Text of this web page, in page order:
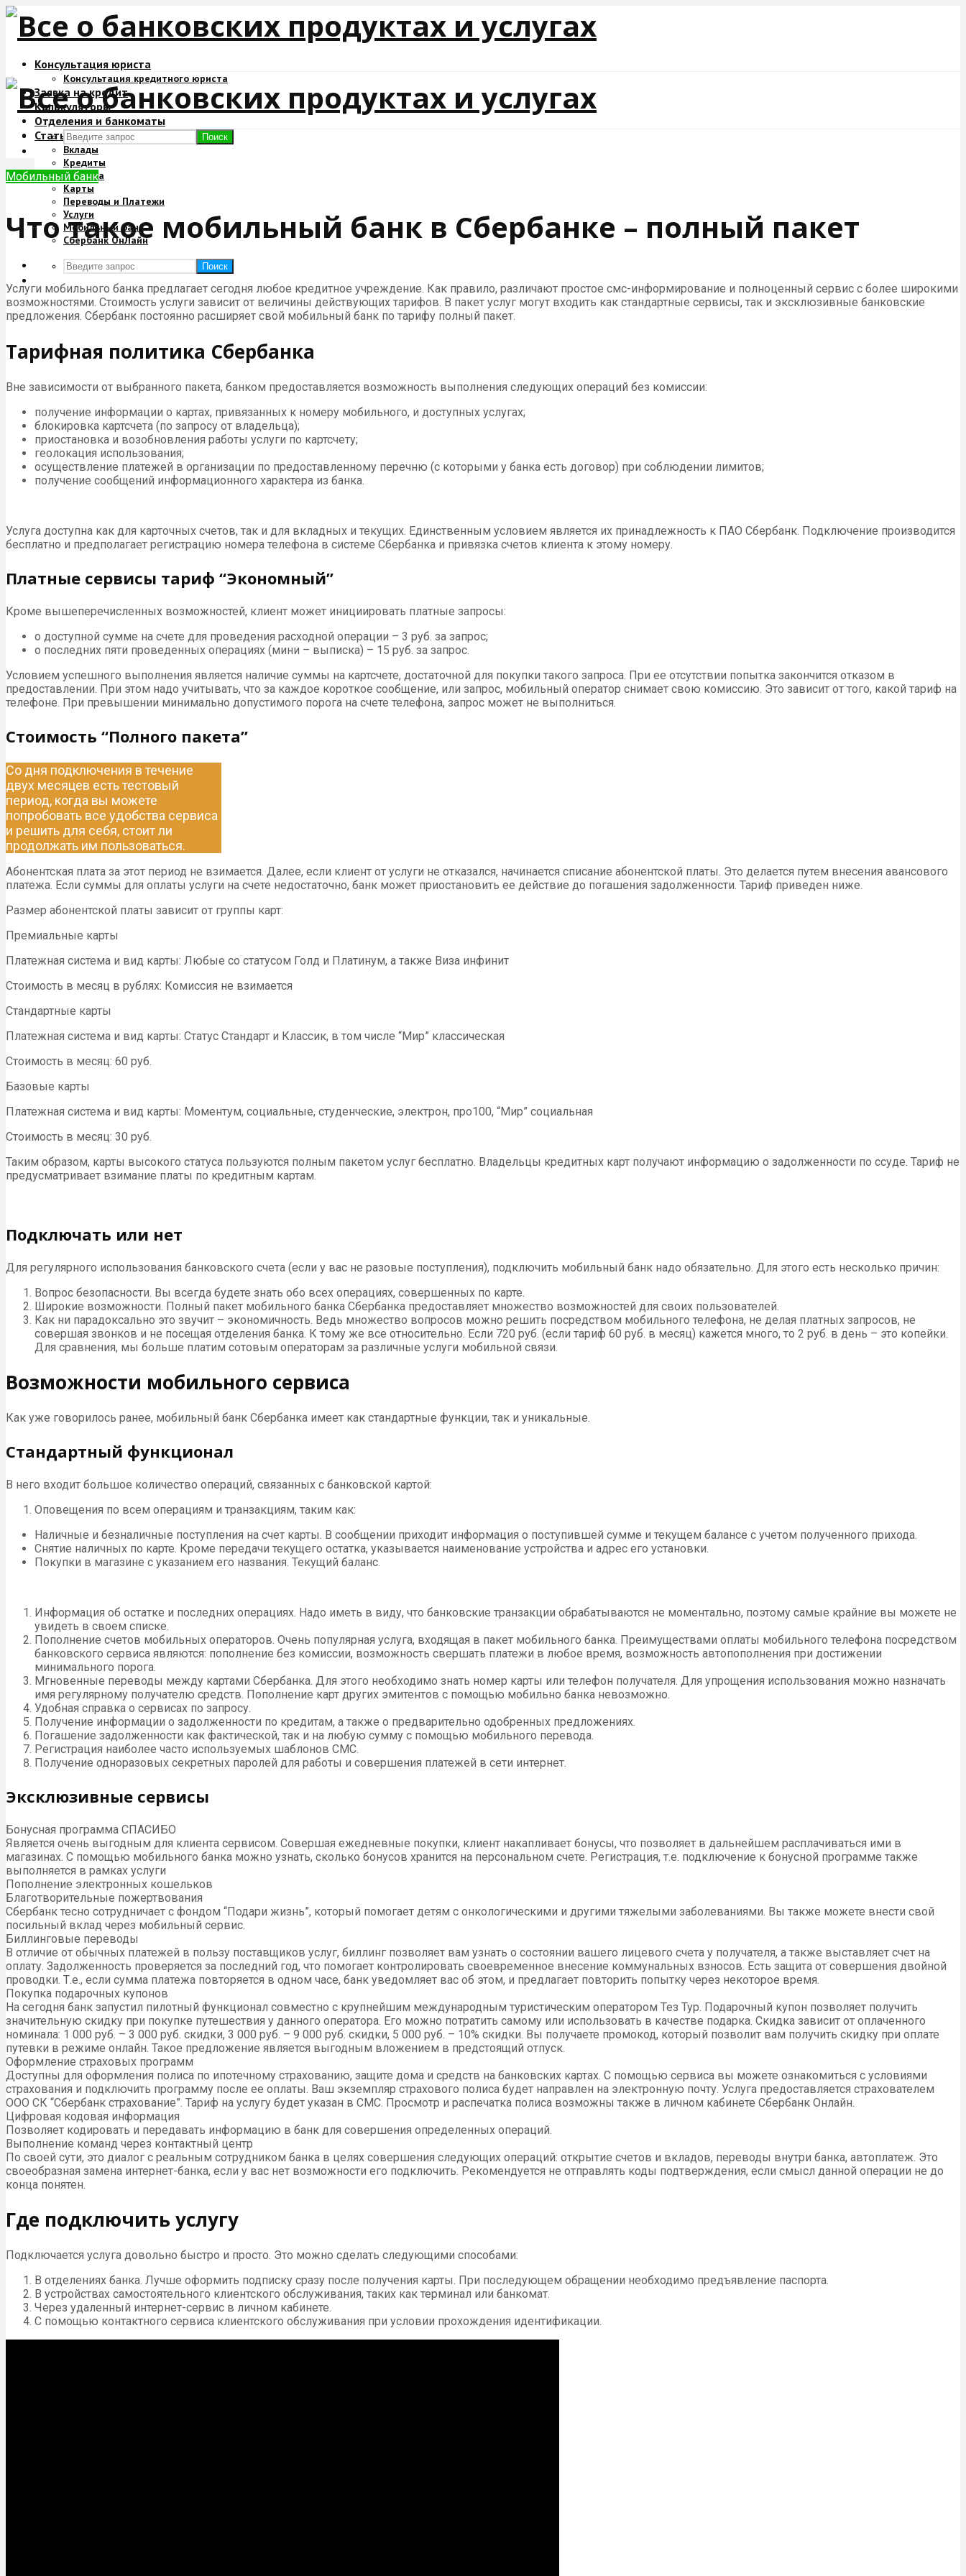
Консультация юриста
Консультация кредитного юриста
Заявка на кредит
Калькуляторы
Отделения и банкоматы
Статьи
Вклады
Кредиты
Ипотека
Карты
Переводы и Платежи
Услуги
Мобильный банк
Сбербанк ОнЛайн
Поиск
Поиск
Мобильный банк
Что такое мобильный банк в Сбербанке – полный пакет
Услуги мобильного банка предлагает сегодня любое кредитное учреждение. Как правило, различают простое смс-информирование и полноценный сервис с более широкими
возможностями. Стоимость услуги зависит от величины действующих тарифов. В пакет услуг могут входить как стандартные сервисы, так и эксклюзивные банковские
предложения. Сбербанк постоянно расширяет свой мобильный банк по тарифу полный пакет.
Тарифная политика Сбербанка
Вне зависимости от выбранного пакета, банком предоставляется возможность выполнения следующих операций без комиссии:
получение информации о картах, привязанных к номеру мобильного, и доступных услугах;
блокировка картсчета (по запросу от владельца);
приостановка и возобновления работы услуги по картсчету;
геолокация использования;
осуществление платежей в организации по предоставленному перечню (с которыми у банка есть договор) при соблюдении лимитов;
получение сообщений информационного характера из банка.
Услуга доступна как для карточных счетов, так и для вкладных и текущих. Единственным условием является их принадлежность к ПАО Сбербанк. Подключение производится
бесплатно и предполагает регистрацию номера телефона в системе Сбербанка и привязка счетов клиента к этому номеру.
Платные сервисы тариф “Экономный”
Кроме вышеперечисленных возможностей, клиент может инициировать платные запросы:
о доступной сумме на счете для проведения расходной операции – 3 руб. за запрос;
о последних пяти проведенных операциях (мини – выписка) – 15 руб. за запрос.
Условием успешного выполнения является наличие суммы на картсчете, достаточной для покупки такого запроса. При ее отсутствии попытка закончится отказом в
предоставлении. При этом надо учитывать, что за каждое короткое сообщение, или запрос, мобильный оператор снимает свою комиссию. Это зависит от того, какой тариф на
телефоне. При превышении минимально допустимого порога на счете телефона, запрос может не выполниться.
Стоимость “Полного пакета”
Со дня подключения в течение
двух месяцев есть тестовый
период, когда вы можете
попробовать все удобства сервиса
и решить для себя, стоит ли
продолжать им пользоваться.
Абонентская плата за этот период не взимается. Далее, если клиент от услуги не отказался, начинается списание абонентской платы. Это делается путем внесения авансового
платежа. Если суммы для оплаты услуги на счете недостаточно, банк может приостановить ее действие до погашения задолженности. Тариф приведен ниже.
Размер абонентской платы зависит от группы карт:
Премиальные карты
Платежная система и вид карты: Любые со статусом Голд и Платинум, а также Виза инфинит
Стоимость в месяц в рублях: Комиссия не взимается
Стандартные карты
Платежная система и вид карты: Статус Стандарт и Классик, в том числе “Мир” классическая
Стоимость в месяц: 60 руб.
Базовые карты
Платежная система и вид карты: Моментум, социальные, студенческие, электрон, про100, “Мир” социальная
Стоимость в месяц: 30 руб.
Таким образом, карты высокого статуса пользуются полным пакетом услуг бесплатно. Владельцы кредитных карт получают информацию о задолженности по ссуде. Тариф не
предусматривает взимание платы по кредитным картам.
Подключать или нет
Для регулярного использования банковского счета (если у вас не разовые поступления), подключить мобильный банк надо обязательно. Для этого есть несколько причин:
Вопрос безопасности. Вы всегда будете знать обо всех операциях, совершенных по карте.
Широкие возможности. Полный пакет мобильного банка Сбербанка предоставляет множество возможностей для своих пользователей.
Как ни парадоксально это звучит – экономичность. Ведь множество вопросов можно решить посредством мобильного телефона, не делая платных запросов, не
совершая звонков и не посещая отделения банка. К тому же все относительно. Если 720 руб. (если тариф 60 руб. в месяц) кажется много, то 2 руб. в день – это копейки.
Для сравнения, мы больше платим сотовым операторам за различные услуги мобильной связи.
Возможности мобильного сервиса
Как уже говорилось ранее, мобильный банк Сбербанка имеет как стандартные функции, так и уникальные.
Стандартный функционал
В него входит большое количество операций, связанных с банковской картой:
Оповещения по всем операциям и транзакциям, таким как:
Наличные и безналичные поступления на счет карты. В сообщении приходит информация о поступившей сумме и текущем балансе с учетом полученного прихода.
Снятие наличных по карте. Кроме передачи текущего остатка, указывается наименование устройства и адрес его установки.
Покупки в магазине с указанием его названия. Текущий баланс.
Информация об остатке и последних операциях. Надо иметь в виду, что банковские транзакции обрабатываются не моментально, поэтому самые крайние вы можете не
увидеть в своем списке.
Пополнение счетов мобильных операторов. Очень популярная услуга, входящая в пакет мобильного банка. Преимуществами оплаты мобильного телефона посредством
банковского сервиса являются: пополнение без комиссии, возможность свершать платежи в любое время, возможность автопополнения при достижении
минимального порога.
Мгновенные переводы между картами Сбербанка. Для этого необходимо знать номер карты или телефон получателя. Для упрощения использования можно назначать
имя регулярному получателю средств. Пополнение карт других эмитентов с помощью мобильно банка невозможно.
Удобная справка о сервисах по запросу.
Получение информации о задолженности по кредитам, а также о предварительно одобренных предложениях.
Погашение задолженности как фактической, так и на любую сумму с помощью мобильного перевода.
Регистрация наиболее часто используемых шаблонов СМС.
Получение одноразовых секретных паролей для работы и совершения платежей в сети интернет.
Эксклюзивные сервисы
Бонусная программа СПАСИБО
Является очень выгодным для клиента сервисом. Совершая ежедневные покупки, клиент накапливает бонусы, что позволяет в дальнейшем расплачиваться ими в
магазинах. С помощью мобильного банка можно узнать, сколько бонусов хранится на персональном счете. Регистрация, т.е. подключение к бонусной программе также
выполняется в рамках услуги
Пополнение электронных кошельков
Благотворительные пожертвования
Сбербанк тесно сотрудничает с фондом “Подари жизнь”, который помогает детям с онкологическими и другими тяжелыми заболеваниями. Вы также можете внести свой
посильный вклад через мобильный сервис.
Биллинговые переводы
В отличие от обычных платежей в пользу поставщиков услуг, биллинг позволяет вам узнать о состоянии вашего лицевого счета у получателя, а также выставляет счет на
оплату. Задолженность проверяется за последний год, что помогает контролировать своевременное внесение коммунальных взносов. Есть защита от совершения двойной
проводки. Т.е., если сумма платежа повторяется в одном часе, банк уведомляет вас об этом, и предлагает повторить попытку через некоторое время.
Покупка подарочных купонов
На сегодня банк запустил пилотный функционал совместно с крупнейшим международным туристическим оператором Тез Тур. Подарочный купон позволяет получить
значительную скидку при покупке путешествия у данного оператора. Его можно потратить самому или использовать в качестве подарка. Скидка зависит от оплаченного
номинала: 1 000 руб. – 3 000 руб. скидки, 3 000 руб. – 9 000 руб. скидки, 5 000 руб. – 10% скидки. Вы получаете промокод, который позволит вам получить скидку при оплате
путевки в режиме онлайн. Такое предложение является выгодным вложением в предстоящий отпуск.
Оформление страховых программ
Доступны для оформления полиса по ипотечному страхованию, защите дома и средств на банковских картах. С помощью сервиса вы можете ознакомиться с условиями
страхования и подключить программу после ее оплаты. Ваш экземпляр страхового полиса будет направлен на электронную почту. Услуга предоставляется страхователем
ООО СК “Сбербанк страхование”. Тариф на услугу будет указан в СМС. Просмотр и распечатка полиса возможны также в личном кабинете Сбербанк Онлайн.
Цифровая кодовая информация
Позволяет кодировать и передавать информацию в банк для совершения определенных операций.
Выполнение команд через контактный центр
По своей сути, это диалог с реальным сотрудником банка в целях совершения следующих операций: открытие счетов и вкладов, переводы внутри банка, автоплатеж. Это
своеобразная замена интернет-банка, если у вас нет возможности его подключить. Рекомендуется не отправлять коды подтверждения, если смысл данной операции не до
конца понятен.
Где подключить услугу
Подключается услуга довольно быстро и просто. Это можно сделать следующими способами:
В отделениях банка. Лучше оформить подписку сразу после получения карты. При последующем обращении необходимо предъявление паспорта.
В устройствах самостоятельного клиентского обслуживания, таких как терминал или банкомат.
Через удаленный интернет-сервис в личном кабинете.
С помощью контактного сервиса клиентского обслуживания при условии прохождения идентификации.